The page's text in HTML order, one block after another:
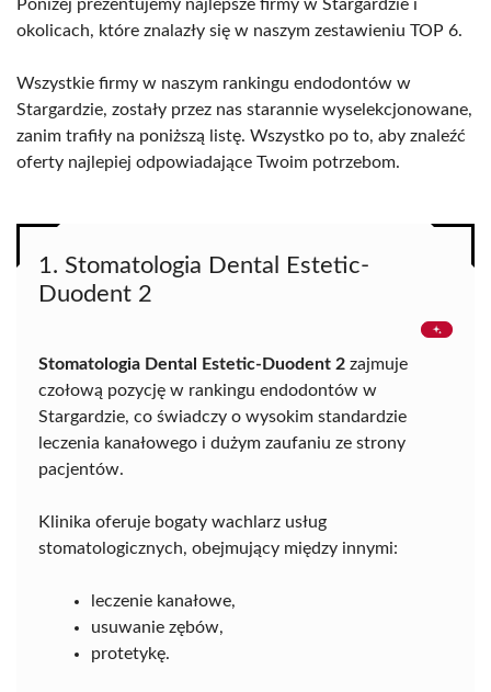
Poniżej prezentujemy najlepsze firmy w Stargardzie i
okolicach, które znalazły się w naszym zestawieniu TOP 6.
Wszystkie firmy w naszym rankingu endodontów w
Stargardzie, zostały przez nas starannie wyselekcjonowane,
zanim trafiły na poniższą listę. Wszystko po to, aby znaleźć
oferty najlepiej odpowiadające Twoim potrzebom.
1. Stomatologia Dental Estetic-
Duodent 2
Stomatologia Dental Estetic-Duodent 2 zajmuje
czołową pozycję w rankingu endodontów w
Stargardzie, co świadczy o wysokim standardzie
leczenia kanałowego i dużym zaufaniu ze strony
pacjentów.
Klinika oferuje bogaty wachlarz usług
stomatologicznych, obejmujący między innymi:
leczenie kanałowe,
usuwanie zębów,
protetykę.